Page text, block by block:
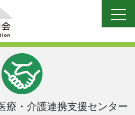
療・介護連携支援センター